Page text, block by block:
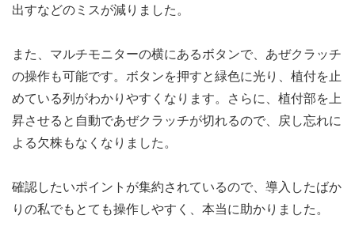
出すなどのミスが減りました。
また、マルチモニターの横にあるボタンで、あぜクラッチ
の操作も可能です。ボタンを押すと緑色に光り、植付を止
めている列がわかりやすくなります。さらに、植付部を上
昇させると自動であぜクラッチが切れるので、戻し忘れに
よる欠株もなくなりました。
確認したいポイントが集約されているので、導入したばか
りの私でもとても操作しやすく、本当に助かりました。